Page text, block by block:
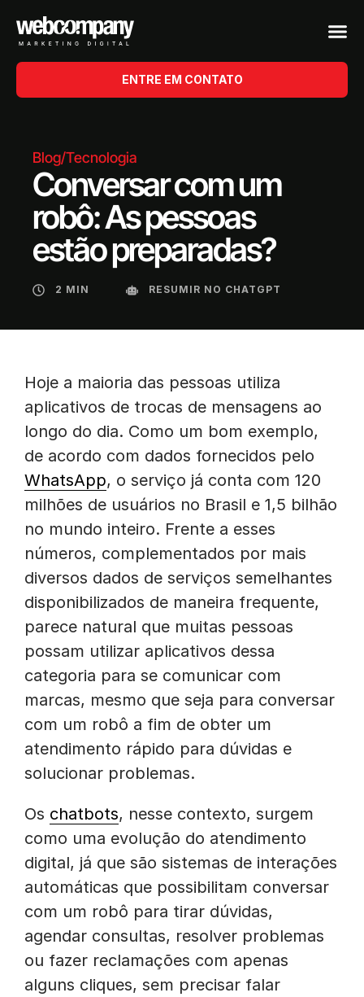
ENTRE EM CONTATO
Blog/Tecnologia
Conversar com um
robô: As pessoas
estão preparadas?
2 MIN RESUMIR NO CHATGPT
Hoje a maioria das pessoas utiliza
aplicativos de trocas de mensagens ao
longo do dia. Como um bom exemplo,
de acordo com dados fornecidos pelo
WhatsApp, o serviço já conta com 120
milhões de usuários no Brasil e 1,5 bilhão
no mundo inteiro. Frente a esses
números, complementados por mais
diversos dados de serviços semelhantes
disponibilizados de maneira frequente,
parece natural que muitas pessoas
possam utilizar aplicativos dessa
categoria para se comunicar com
marcas, mesmo que seja para conversar
com um robô a fim de obter um
atendimento rápido para dúvidas e
solucionar problemas.
Os chatbots, nesse contexto, surgem
como uma evolução do atendimento
digital, já que são sistemas de interações
automáticas que possibilitam conversar
com um robô para tirar dúvidas,
agendar consultas, resolver problemas
ou fazer reclamações com apenas
alguns cliques, sem precisar falar